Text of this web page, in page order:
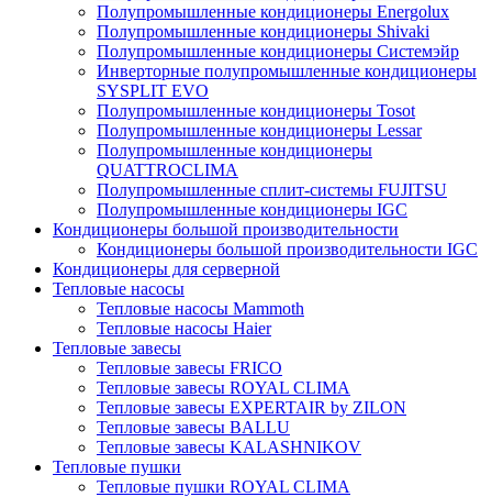
Полупромышленные кондиционеры Energolux
Полупромышленные кондиционеры Shivaki
Полупромышленные кондиционеры Системэйр
Инверторные полупромышленные кондиционеры
SYSPLIT EVO
Полупромышленные кондиционеры Tosot
Полупромышленные кондиционеры Lessar
Полупромышленные кондиционеры
QUATTROCLIMA
Полупромышленные сплит-системы FUJITSU
Полупромышленные кондиционеры IGC
Кондиционеры большой производительности
Кондиционеры большой производительности IGC
Кондиционеры для серверной
Тепловые насосы
Тепловые насосы Mammoth
Тепловые насосы Haier
Тепловые завесы
Тепловые завесы FRICO
Тепловые завесы ROYAL CLIMA
Тепловые завесы EXPERTAIR by ZILON
Тепловые завесы BALLU
Тепловые завесы KALASHNIKOV
Тепловые пушки
Тепловые пушки ROYAL CLIMA